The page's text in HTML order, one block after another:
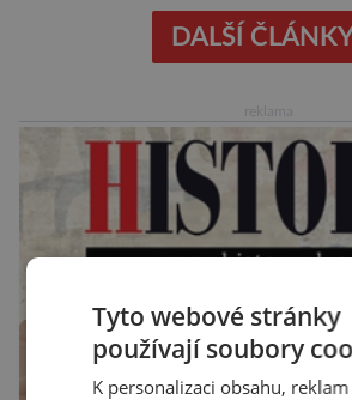
mohyl, které se nacházejí v ose
archeologických pracích se
DALŠÍ ČLÁNKY
Tyto webové stránky
používají soubory
K personalizaci obsahu,